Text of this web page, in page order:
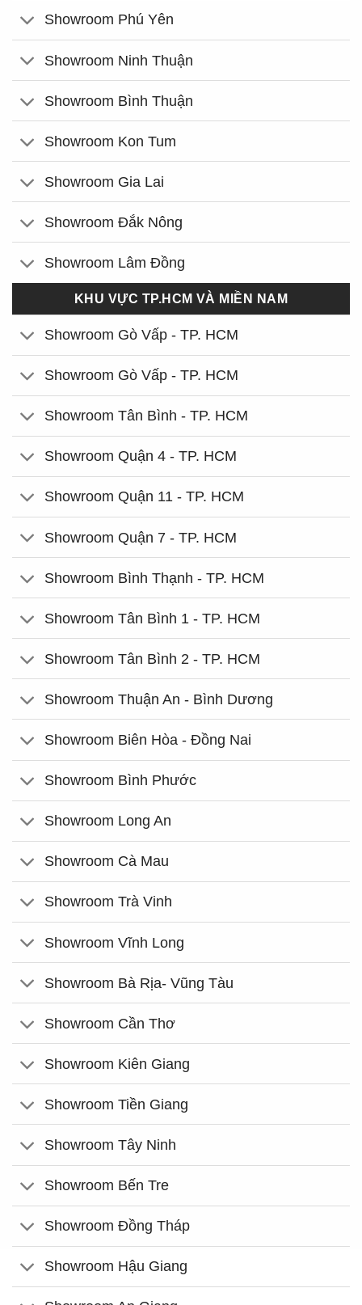
Showroom Phú Yên
Showroom Ninh Thuận
Showroom Bình Thuận
Showroom Kon Tum
Showroom Gia Lai
Showroom Đắk Nông
Showroom Lâm Đồng
KHU VỰC TP.HCM VÀ MIỀN NAM
Showroom Gò Vấp - TP. HCM
Showroom Gò Vấp - TP. HCM
Showroom Tân Bình - TP. HCM
Showroom Quận 4 - TP. HCM
Showroom Quận 11 - TP. HCM
Showroom Quận 7 - TP. HCM
Showroom Bình Thạnh - TP. HCM
Showroom Tân Bình 1 - TP. HCM
Showroom Tân Bình 2 - TP. HCM
Showroom Thuận An - Bình Dương
Showroom Biên Hòa - Đồng Nai
Showroom Bình Phước
Showroom Long An
Showroom Cà Mau
Showroom Trà Vinh
Showroom Vĩnh Long
Showroom Bà Rịa- Vũng Tàu
Showroom Cần Thơ
Showroom Kiên Giang
Showroom Tiền Giang
Showroom Tây Ninh
Showroom Bến Tre
Showroom Đồng Tháp
Showroom Hậu Giang